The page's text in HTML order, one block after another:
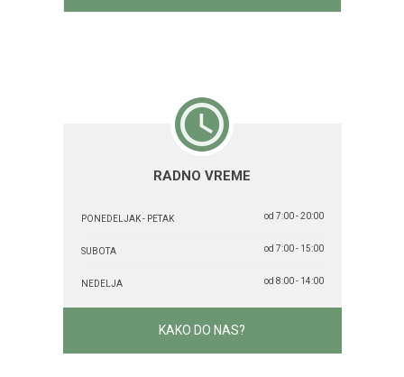
RADNO VREME
PONEDELJAK - PETAK od 7:00 - 20:00
SUBOTA od 7:00 - 15:00
NEDELJA od 8:00 - 14:00
KAKO DO NAS?